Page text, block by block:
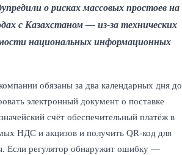
о рисках массовых простоев на
с Казахстаном — из-за технических
национальных информационных
обязаны за два календарных дня до
электронный документ о поставке
счёт обеспечительный платёж в
НДС и акцизов и получить QR-код для
Если регулятор обнаружит ошибку —